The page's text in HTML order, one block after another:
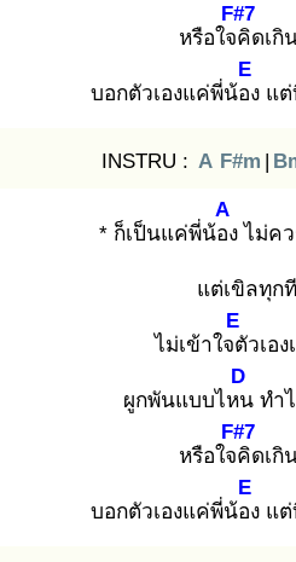
หรือใจคิ
F#7
ดเกิ
บอกตัวเองแค่พี่น้อง
E
แต่
INSTRU : A F#m |
* ก็เป็นแค่พี่น้อง
A
ไม่คว
แต่เขิลทุก
ไม่เข้าใจตั
E
วเอ
ผูกพันแบบไหน
D
ทำ
หรือใจคิ
F#7
ดเกิ
บอกตัวเองแค่พี่น้อง
E
แต่